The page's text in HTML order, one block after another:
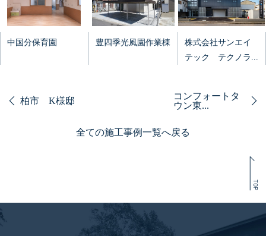
中国分保育園 豊四季光風園作業棟
株式会社サンエイ
テック テクノラ...
柏市 K様邸
全ての施工事例一覧へ戻る
コンフォートタ
ウン東...
TOP